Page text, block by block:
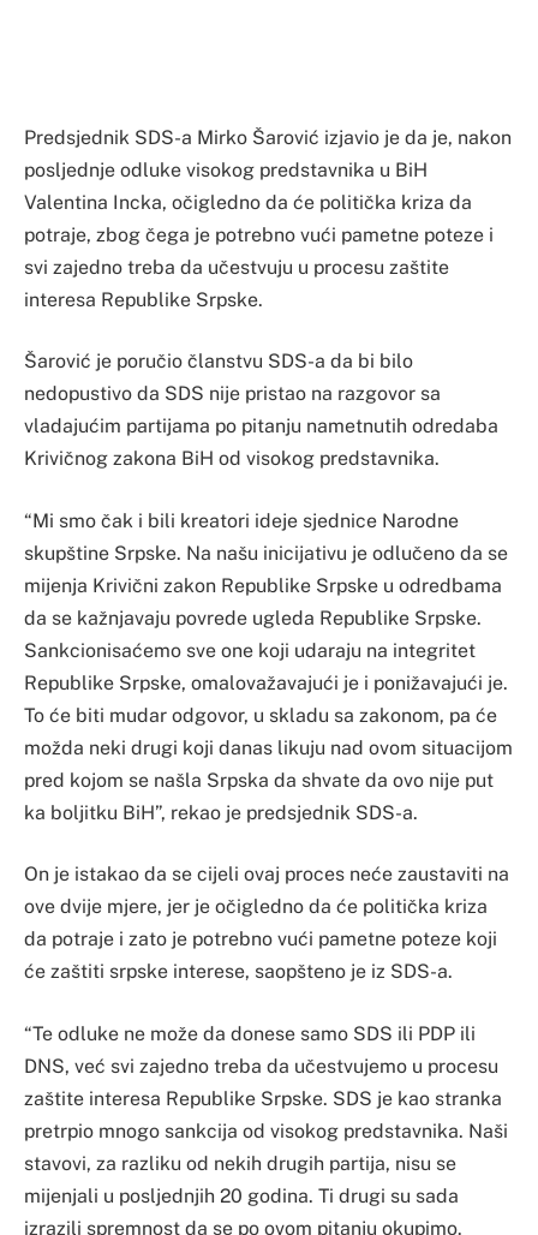
Predsjednik SDS-a Mirko Šarović izjavio je da je, nakon
posljednje odluke visokog predstavnika u BiH
Valentina Incka, očigledno da će politička kriza da
potraje, zbog čega je potrebno vući pametne poteze i
svi zajedno treba da učestvuju u procesu zaštite
interesa Republike Srpske.
Šarović je poručio članstvu SDS-a da bi bilo
nedopustivo da SDS nije pristao na razgovor sa
vladajućim partijama po pitanju nametnutih odredaba
Krivičnog zakona BiH od visokog predstavnika.
“Mi smo čak i bili kreatori ideje sjednice Narodne
skupštine Srpske. Na našu inicijativu je odlučeno da se
mijenja Krivični zakon Republike Srpske u odredbama
da se kažnjavaju povrede ugleda Republike Srpske.
Sankcionisaćemo sve one koji udaraju na integritet
Republike Srpske, omalovažavajući je i ponižavajući je.
To će biti mudar odgovor, u skladu sa zakonom, pa će
možda neki drugi koji danas likuju nad ovom situacijom
pred kojom se našla Srpska da shvate da ovo nije put
ka boljitku BiH”, rekao je predsjednik SDS-a.
On je istakao da se cijeli ovaj proces neće zaustaviti na
ove dvije mjere, jer je očigledno da će politička kriza
da potraje i zato je potrebno vući pametne poteze koji
će zaštiti srpske interese, saopšteno je iz SDS-a.
“Te odluke ne može da donese samo SDS ili PDP ili
DNS, već svi zajedno treba da učestvujemo u procesu
zaštite interesa Republike Srpske. SDS je kao stranka
pretrpio mnogo sankcija od visokog predstavnika. Naši
stavovi, za razliku od nekih drugih partija, nisu se
mijenjali u posljednjih 20 godina. Ti drugi su sada
izrazili spremnost da se po ovom pitanju okupimo.